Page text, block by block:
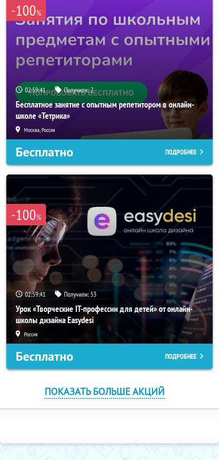
-100%
02:59:40 Получили:2
Бесплатное занятие с опытным репетитором в онлайн-
школе «Тетрика»
Москва, Россия
Бесплатно ПОДРОБНЕЕ
-100%
02:59:40 Получили: 53
Урок «Творческие IT-профессии для детей» от онлайн-
школы дизайна Easydesi
Россия
Бесплатно ПОДРОБНЕЕ
ПОКАЗАТЬ БОЛЬШЕ АКЦИЙ